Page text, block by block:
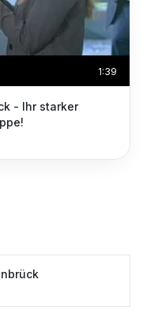
1:39
- Ihr starker